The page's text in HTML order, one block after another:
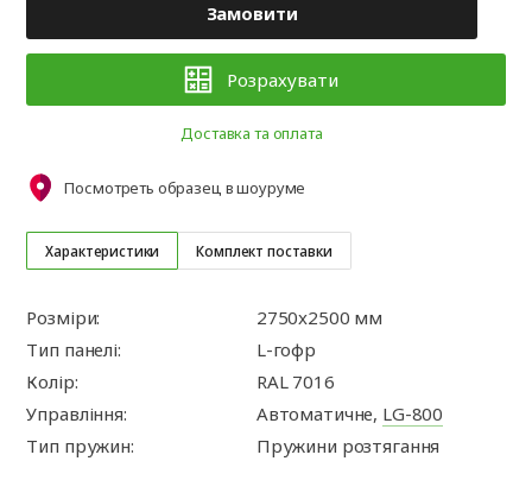
Характеристики Комплект поставки
Розміри:
2750x2500 мм
Тип панелі:
L-гофр
Колір:
RAL 7016
Управління:
Автоматичне, LG-800
Тип пружин:
Пружини розтягання
Замовити
Розрахувати
Доставка та оплата
Посмотреть образец в шоуруме